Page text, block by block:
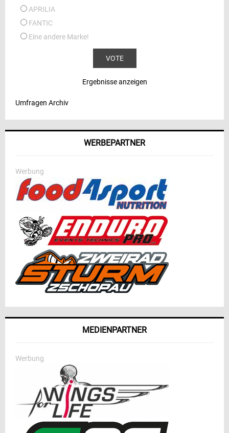
APRILIA
FANTIC
Eine andere Marke!
Ergebnisse anzeigen
Umfragen Archiv
WERBEPARTNER
Werbung
MEDIENPARTNER
Werbung